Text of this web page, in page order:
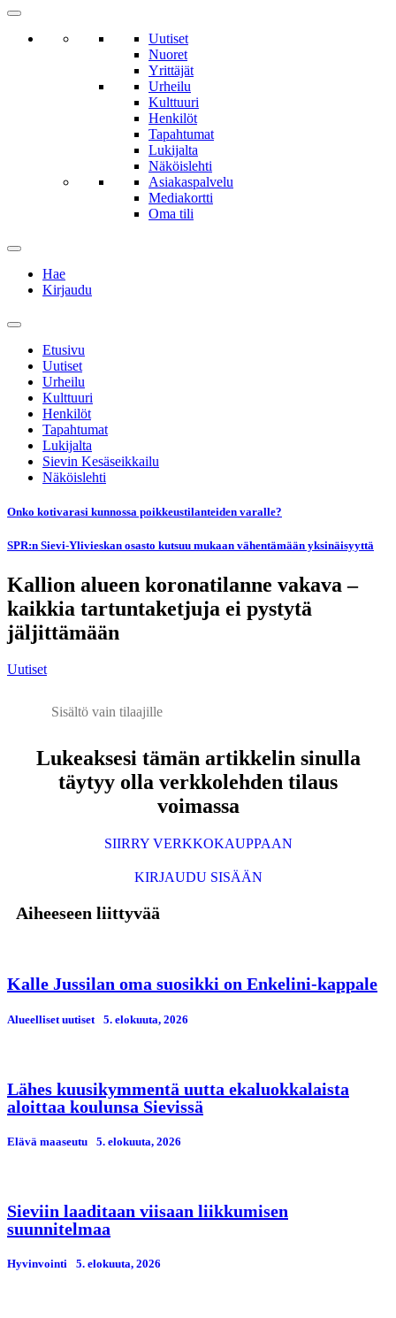
Uutiset
Nuoret
Yrittäjät
Urheilu
Kulttuuri
Henkilöt
Tapahtumat
Lukijalta
Näköislehti
Asiakaspalvelu
Mediakortti
Oma tili
Hae
Kirjaudu
Etusivu
Uutiset
Urheilu
Kulttuuri
Henkilöt
Tapahtumat
Lukijalta
Sievin Kesäseikkailu
Näköislehti
Onko kotivarasi kunnossa poikkeustilanteiden varalle?
SPR:n Sievi-Ylivieskan osasto kutsuu mukaan vähentämään yksinäisyyttä
Kallion alueen koronatilanne vakava –
kaikkia tartuntaketjuja ei pystytä
jäljittämään
Uutiset
Sisältö vain tilaajille
Lukeaksesi tämän artikkelin sinulla
täytyy olla verkkolehden tilaus
voimassa
SIIRRY VERKKOKAUPPAAN
KIRJAUDU SISÄÄN
Aiheeseen liittyvää
Kalle Jussilan oma suosikki on Enkelini-kappale
Alueelliset uutiset 5. elokuuta, 2026
Lähes kuusikymmentä uutta ekaluokkalaista
aloittaa koulunsa Sievissä
Elävä maaseutu 5. elokuuta, 2026
Sieviin laaditaan viisaan liikkumisen
suunnitelmaa
Hyvinvointi 5. elokuuta, 2026